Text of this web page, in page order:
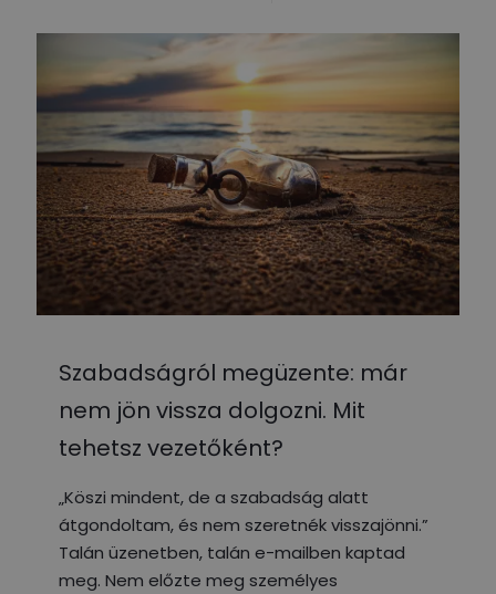
Szabadságról megüzente: már
nem jön vissza dolgozni. Mit
tehetsz vezetőként?
„Köszi mindent, de a szabadság alatt
átgondoltam, és nem szeretnék visszajönni.”
Talán üzenetben, talán e-mailben kaptad
meg. Nem előzte meg személyes